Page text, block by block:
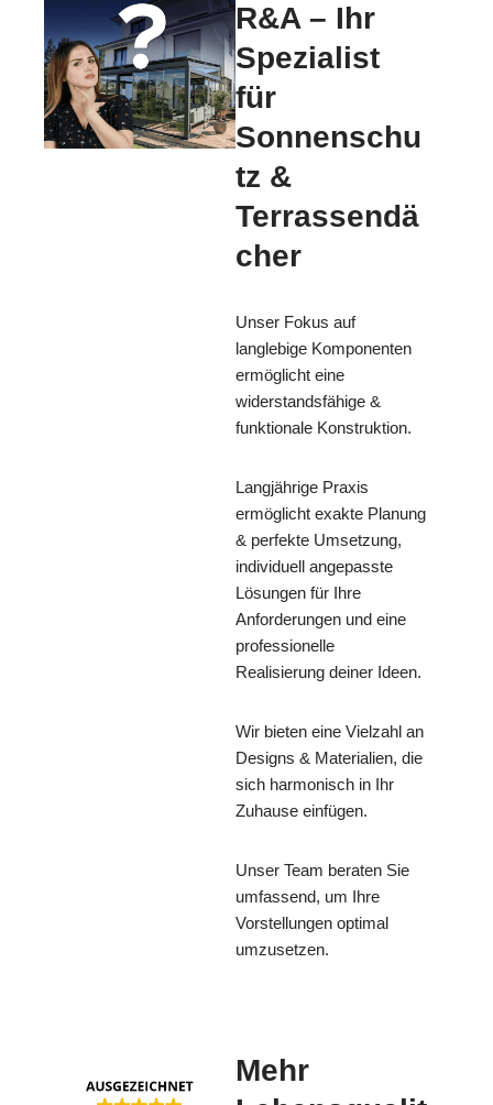
R&A – Ihr
Spezialist
für
Sonnenschu
tz &
Terrassendä
cher
Unser Fokus auf
langlebige Komponenten
ermöglicht eine
widerstandsfähige &
funktionale Konstruktion.
Langjährige Praxis
ermöglicht exakte Planung
& perfekte Umsetzung,
individuell angepasste
Lösungen für Ihre
Anforderungen und eine
professionelle
Realisierung deiner Ideen.
Wir bieten eine Vielzahl an
Designs & Materialien, die
sich harmonisch in Ihr
Zuhause einfügen.
Unser Team beraten Sie
umfassend, um Ihre
Vorstellungen optimal
umzusetzen.
Mehr